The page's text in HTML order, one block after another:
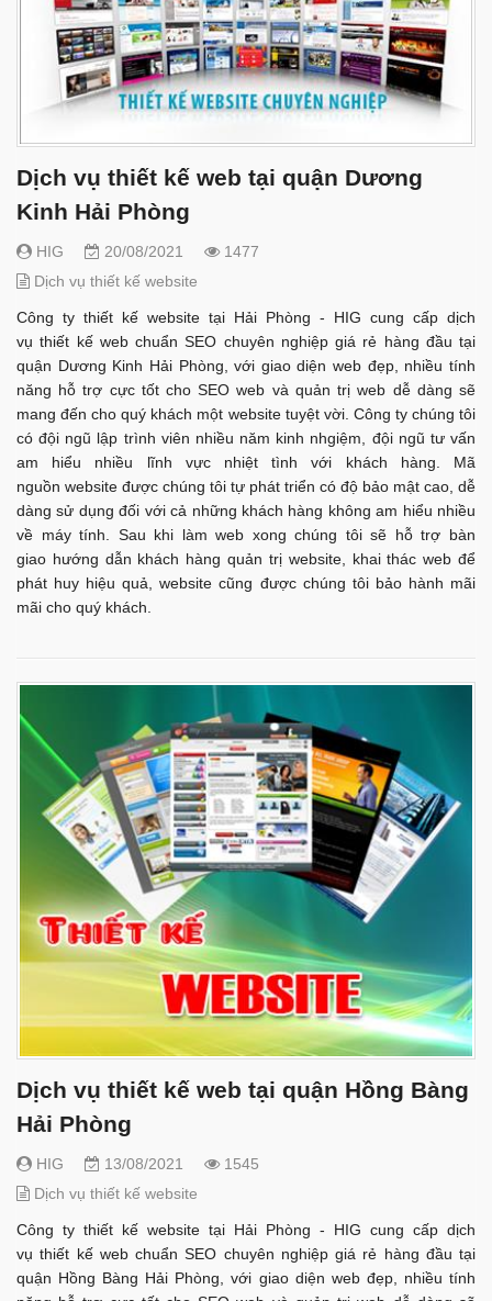
Dịch vụ thiết kế web tại quận Dương
Kinh Hải Phòng
HIG 20/08/2021
1477
Dịch vụ thiết kế website
Công ty thiết kế website tại Hải Phòng - HIG cung cấp dịch
vụ thiết kế web chuẩn SEO chuyên nghiệp giá rẻ hàng đầu tại
quận Dương Kinh Hải Phòng, với giao diện web đẹp, nhiều tính
năng hỗ trợ cực tốt cho SEO web và quản trị web dễ dàng sẽ
mang đến cho quý khách một website tuyệt vời. Công ty chúng tôi
có đội ngũ lập trình viên nhiều năm kinh nhgiệm, đội ngũ tư vấn
am hiểu nhiều lĩnh vực nhiệt tình với khách hàng. Mã
nguồn website được chúng tôi tự phát triển có độ bảo mật cao, dễ
dàng sử dụng đối với cả những khách hàng không am hiểu nhiều
về máy tính. Sau khi làm web xong chúng tôi sẽ hỗ trợ bàn
giao hướng dẫn khách hàng quản trị website, khai thác web để
phát huy hiệu quả, website cũng được chúng tôi bảo hành mãi
mãi cho quý khách.
Dịch vụ thiết kế web tại quận Hồng Bàng
Hải Phòng
HIG 13/08/2021
1545
Dịch vụ thiết kế website
Công ty thiết kế website tại Hải Phòng - HIG cung cấp dịch
vụ thiết kế web chuẩn SEO chuyên nghiệp giá rẻ hàng đầu tại
quận Hồng Bàng Hải Phòng, với giao diện web đẹp, nhiều tính